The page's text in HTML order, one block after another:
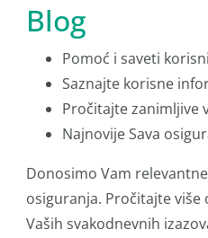
Blog
Pomoć i saveti
Saznajte korisne
Pročitajte zanimljive
Najnovije Sava
Donosimo Vam
osiguranja. Pročitajte više
Vaših svakodnevnih